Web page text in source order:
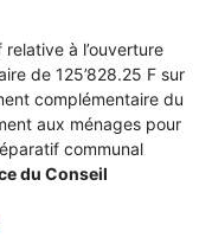
à l’ouverture
de 125’828.25 F sur
complémentaire du
aux ménages pour
communal
du Conseil